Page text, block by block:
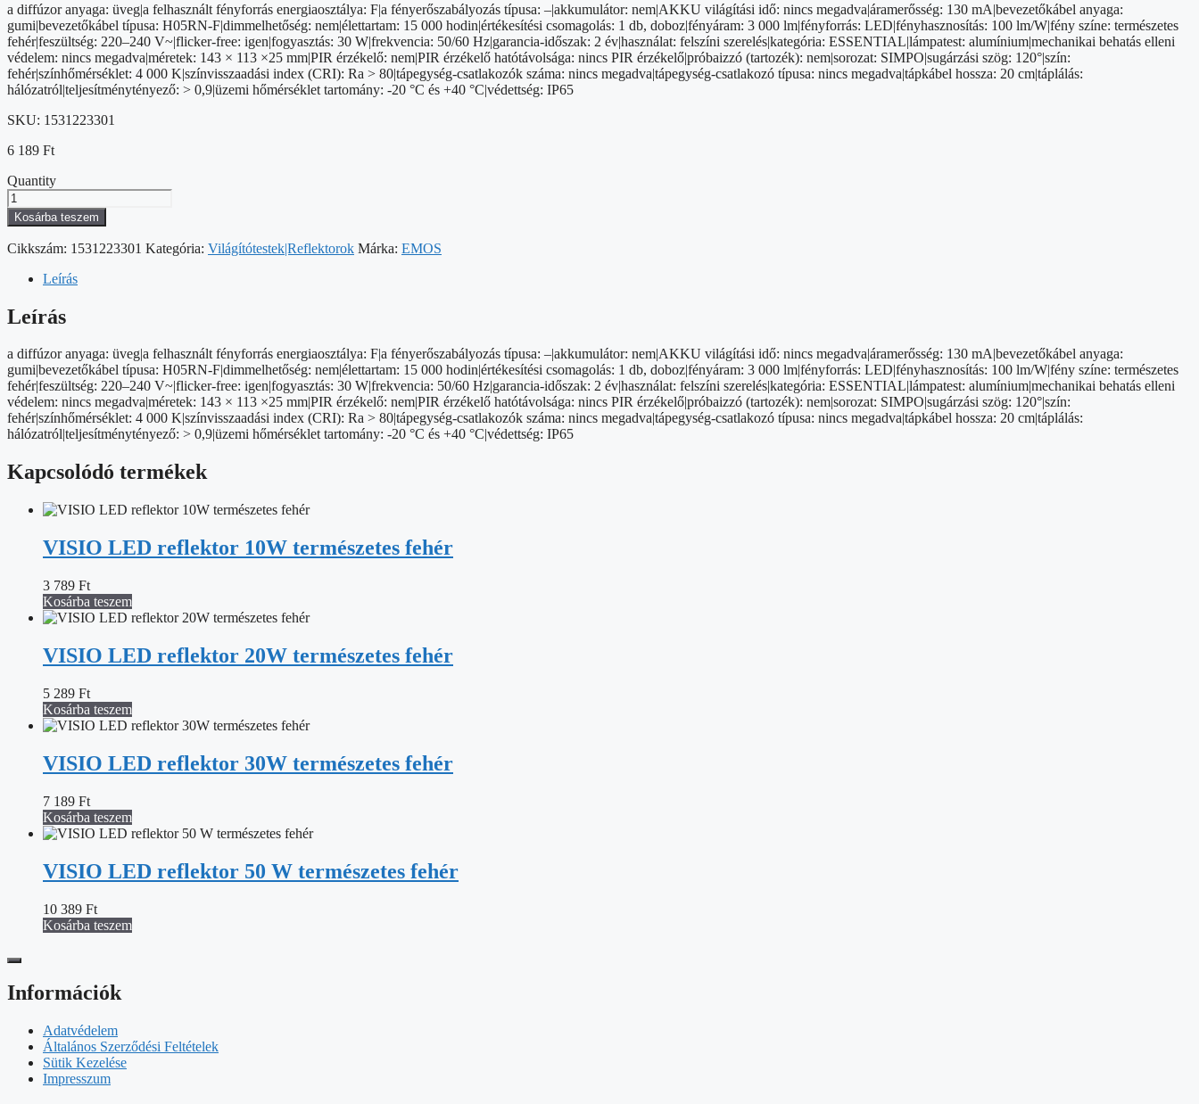
a diffúzor anyaga: üveg|a felhasznált fényforrás energiaosztálya: F|a fényerőszabályozás típusa: –|akkumulátor: nem|AKKU világítási idő: nincs megadva|áramerősség: 130 mA|bevezetőkábel anyaga:
gumi|bevezetőkábel típusa: H05RN-F|dimmelhetőség: nem|élettartam: 15 000 hodin|értékesítési csomagolás: 1 db, doboz|fényáram: 3 000 lm|fényforrás: LED|fényhasznosítás: 100 lm/W|fény színe: természetes
fehér|feszültség: 220–240 V~|flicker-free: igen|fogyasztás: 30 W|frekvencia: 50/60 Hz|garancia-időszak: 2 év|használat: felszíni szerelés|kategória: ESSENTIAL|lámpatest: alumínium|mechanikai behatás elleni
védelem: nincs megadva|méretek: 143 × 113 ×25 mm|PIR érzékelő: nem|PIR érzékelő hatótávolsága: nincs PIR érzékelő|próbaizzó (tartozék): nem|sorozat: SIMPO|sugárzási szög: 120°|szín:
fehér|színhőmérséklet: 4 000 K|színvisszaadási index (CRI): Ra > 80|tápegység-csatlakozók száma: nincs megadva|tápegység-csatlakozó típusa: nincs megadva|tápkábel hossza: 20 cm|táplálás:
hálózatról|teljesítménytényező: > 0,9|üzemi hőmérséklet tartomány: -20 °C és +40 °C|védettség: IP65
SKU: 1531223301
6 189 Ft
Quantity
LED
reflektor
SIMPO
30W,
IP65,
lm,
természetes
mennyiség
Kosárba teszem
Cikkszám: 1531223301 Kategória: Világítótestek|Reflektorok Márka: EMOS
Leírás
Leírás
a diffúzor anyaga: üveg|a felhasznált fényforrás energiaosztálya: F|a fényerőszabályozás típusa: –|akkumulátor: nem|AKKU világítási idő: nincs megadva|áramerősség: 130 mA|bevezetőkábel anyaga:
gumi|bevezetőkábel típusa: H05RN-F|dimmelhetőség: nem|élettartam: 15 000 hodin|értékesítési csomagolás: 1 db, doboz|fényáram: 3 000 lm|fényforrás: LED|fényhasznosítás: 100 lm/W|fény színe: természetes
fehér|feszültség: 220–240 V~|flicker-free: igen|fogyasztás: 30 W|frekvencia: 50/60 Hz|garancia-időszak: 2 év|használat: felszíni szerelés|kategória: ESSENTIAL|lámpatest: alumínium|mechanikai behatás elleni
védelem: nincs megadva|méretek: 143 × 113 ×25 mm|PIR érzékelő: nem|PIR érzékelő hatótávolsága: nincs PIR érzékelő|próbaizzó (tartozék): nem|sorozat: SIMPO|sugárzási szög: 120°|szín:
fehér|színhőmérséklet: 4 000 K|színvisszaadási index (CRI): Ra > 80|tápegység-csatlakozók száma: nincs megadva|tápegység-csatlakozó típusa: nincs megadva|tápkábel hossza: 20 cm|táplálás:
hálózatról|teljesítménytényező: > 0,9|üzemi hőmérséklet tartomány: -20 °C és +40 °C|védettség: IP65
Kapcsolódó termékek
VISIO LED reflektor 10W természetes fehér
3 789 Ft
Kosárba teszem
VISIO LED reflektor 20W természetes fehér
5 289 Ft
Kosárba teszem
VISIO LED reflektor 30W természetes fehér
7 189 Ft
Kosárba teszem
VISIO LED reflektor 50 W természetes fehér
10 389 Ft
Kosárba teszem
Információk
Adatvédelem
Általános Szerződési Feltételek
Sütik Kezelése
Impresszum